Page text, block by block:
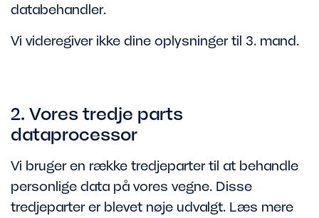
databehandler.
Vi videregiver ikke dine oplysninger til 3. mand.
2. Vores tredje parts
dataprocessor
Vi bruger en række tredjeparter til at behandle
personlige data på vores vegne. Disse
tredjeparter er blevet nøje udvalgt. Læs mere